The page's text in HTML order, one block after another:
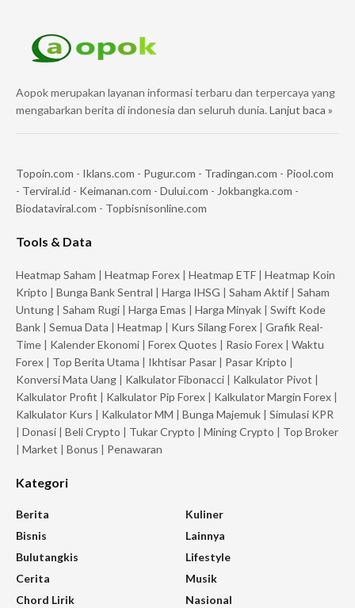
Aopok merupakan layanan informasi terbaru dan terpercaya yang
mengabarkan berita di indonesia dan seluruh dunia. Lanjut baca »
Topoin.com - Iklans.com - Pugur.com - Tradingan.com - Piool.com
- Terviral.id - Keimanan.com - Dului.com - Jokbangka.com -
Biodataviral.com - Topbisnisonline.com
Tools & Data
Heatmap Saham | Heatmap Forex | Heatmap ETF | Heatmap Koin
Kripto | Bunga Bank Sentral | Harga IHSG | Saham Aktif | Saham
Untung | Saham Rugi | Harga Emas | Harga Minyak | Swift Kode
Bank | Semua Data | Heatmap | Kurs Silang Forex | Grafik Real-
Time | Kalender Ekonomi | Forex Quotes | Rasio Forex | Waktu
Forex | Top Berita Utama | Ikhtisar Pasar | Pasar Kripto |
Konversi Mata Uang | Kalkulator Fibonacci | Kalkulator Pivot |
Kalkulator Profit | Kalkulator Pip Forex | Kalkulator Margin Forex |
Kalkulator Kurs | Kalkulator MM | Bunga Majemuk | Simulasi KPR
| Donasi | Beli Crypto | Tukar Crypto | Mining Crypto | Top Broker
| Market | Bonus | Penawaran
Kategori
Berita
Bisnis
Bulutangkis
Cerita
Chord Lirik
Kuliner
Lainnya
Lifestyle
Musik
Nasional